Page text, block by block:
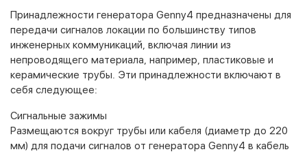
Принадлежности генератора Genny4 предназначены для
передачи сигналов локации по большинству типов
инженерных коммуникаций, включая линии из
непроводящего материала, например, пластиковые и
керамические трубы. Эти принадлежности включают в
себя следующее:
Сигнальные зажимы
Размещаются вокруг трубы или кабеля (диаметр до 220
мм) для подачи сигналов от генератора Genny4 в кабель